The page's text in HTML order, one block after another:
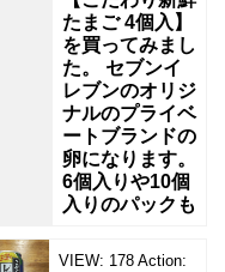
たまご 4個入】
を買ってみまし
た。 セブンイ
レブンのオリジ
ナルのプライベ
ートブランドの
卵になります。
6個入りや10個
入りのパックも
VIEW: 178 Action: